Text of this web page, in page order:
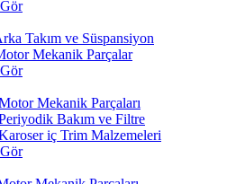
Takım ve Süspansiyon
Mekanik Parçalar
Mekanik Parçaları
Bakım ve Filtre
iç Trim Malzemeleri